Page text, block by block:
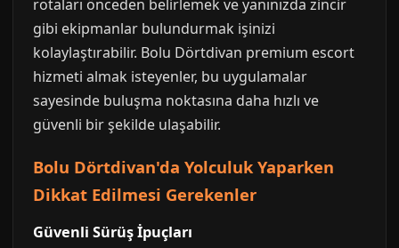
rotaları önceden belirlemek ve yanınızda zincir
gibi ekipmanlar bulundurmak işinizi
kolaylaştırabilir. Bolu Dörtdivan premium escort
hizmeti almak isteyenler, bu uygulamalar
sayesinde buluşma noktasına daha hızlı ve
güvenli bir şekilde ulaşabilir.
Bolu Dörtdivan'da Yolculuk Yaparken
Dikkat Edilmesi Gerekenler
Güvenli Sürüş İpuçları